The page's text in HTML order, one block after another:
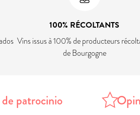
100% RÉCOLTANTS
Vins issus à 100% de producteurs
de Bourgogne
patrocinio